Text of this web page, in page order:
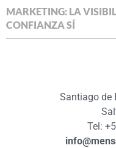
MARKETING: LA
CONFIANZA SÍ
Santiago de
Tel: